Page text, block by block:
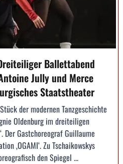
Ballettabend
Jully und Merce
Staatstheater
der modernen Tanzgeschichte
Oldenburg im dreiteiligen
Der Gastchoreograf Guillaume
‚OGAMI‘. Zu Tschaikowskys
den Spiegel ...